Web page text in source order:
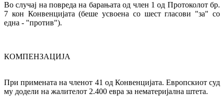
Во случај на повреда на барањата од член 1 од Протоколот бр.
7 кон Конвенцијата (беше усвоена со шест гласови "за" со
една - "против").
КОМПЕНЗАЦИЈА
При примената на членот 41 од Конвенцијата. Европскиот суд
му додели на жалителот 2.400 евра за нематеријална штета.